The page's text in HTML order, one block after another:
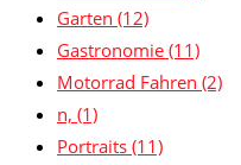
Garten (12)
Gastronomie (11)
Motorrad Fahren (2)
n, (1)
Portraits (11)